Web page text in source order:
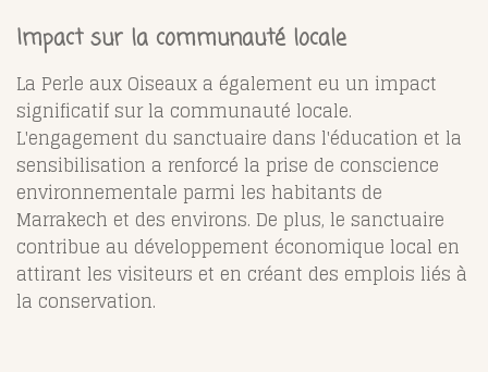
Impact sur la communauté locale
La Perle aux Oiseaux a également eu un impact
significatif sur la communauté locale.
L'engagement du sanctuaire dans l'éducation et la
sensibilisation a renforcé la prise de conscience
environnementale parmi les habitants de
Marrakech et des environs. De plus, le sanctuaire
contribue au développement économique local en
attirant les visiteurs et en créant des emplois liés à
la conservation.